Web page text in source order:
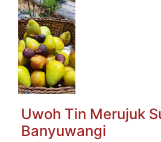
Uwoh Tin Merujuk
Banyuwangi